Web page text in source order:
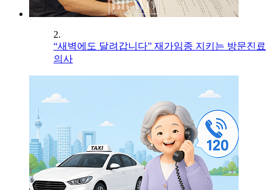
2.
“새벽에도 달려갑니다” 재가임종 지키는 방문진료
의사